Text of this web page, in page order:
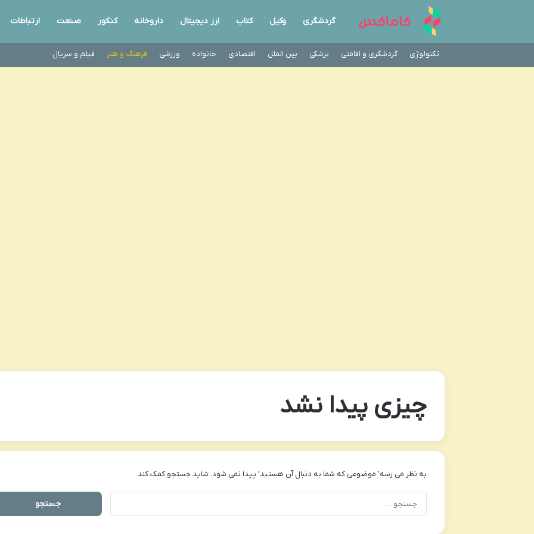
گردشگری وکیل کتاب ارز دیجیتال داروخانه کنکور صنعت ارتباطات
تکنولوژی گردشگری و اقامتی پزشکی بین الملل اقتصادی خانواده ورزشی فرهنگ و هنر فیلم و سریال
چیزی پیدا نشد
به نظر می رسه’ موضوعی که شما به دنبال آن هستید’ پیدا نمی شود. شاید جستجو کمک کند.
جستجو
برای: